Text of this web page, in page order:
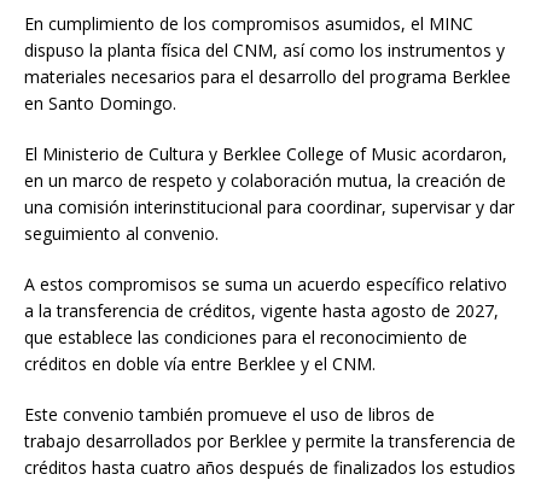
En cumplimiento de los compromisos asumidos, el MINC
dispuso la planta física del CNM, así como los instrumentos y
materiales necesarios para el desarrollo del programa Berklee
en Santo Domingo.
El Ministerio de Cultura y Berklee College of Music acordaron,
en un marco de respeto y colaboración mutua, la creación de
una comisión interinstitucional para coordinar, supervisar y dar
seguimiento al convenio.
A estos compromisos se suma un acuerdo específico relativo
a la transferencia de créditos, vigente hasta agosto de 2027,
que establece las condiciones para el reconocimiento de
créditos en doble vía entre Berklee y el CNM.
Este convenio también promueve el uso de libros de
trabajo desarrollados por Berklee y permite la transferencia de
créditos hasta cuatro años después de finalizados los estudios